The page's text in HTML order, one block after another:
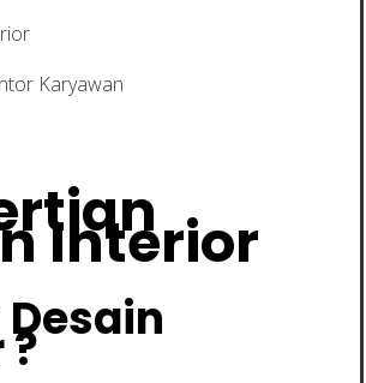
Karyawan
Interior